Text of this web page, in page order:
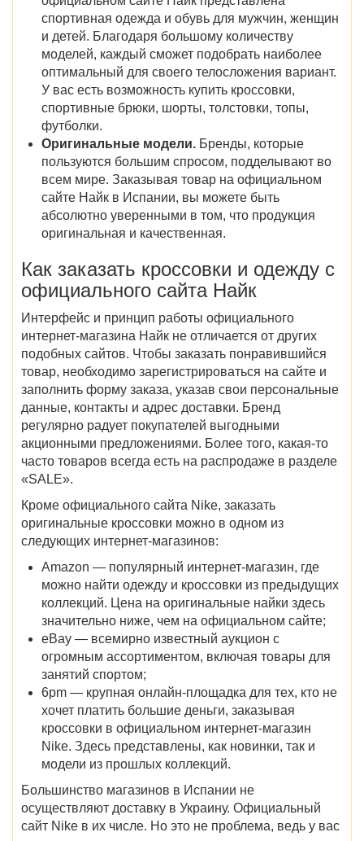
спортивная одежда и обувь для мужчин, женщин
и детей. Благодаря большому количеству
моделей, каждый сможет подобрать наиболее
оптимальный для своего телосложения вариант.
У вас есть возможность купить кроссовки,
спортивные брюки, шорты, толстовки, топы,
футболки.
Оригинальные модели. Бренды, которые
пользуются большим спросом, подделывают во
всем мире. Заказывая товар на официальном
сайте Найк в Испании, вы можете быть
абсолютно уверенными в том, что продукция
оригинальная и качественная.
Как заказать кроссовки и одежду с
официального сайта Найк
Интерфейс и принцип работы официального
интернет-магазина Найк не отличается от других
подобных сайтов. Чтобы заказать понравившийся
товар, необходимо зарегистрироваться на сайте и
заполнить форму заказа, указав свои персональные
данные, контакты и адрес доставки. Бренд
регулярно радует покупателей выгодными
акционными предложениями. Более того, какая-то
часто товаров всегда есть на распродаже в разделе
«SALE».
Кроме официального сайта Nike, заказать
оригинальные кроссовки можно в одном из
следующих интернет-магазинов:
Amazon — популярный интернет-магазин, где
можно найти одежду и кроссовки из предыдущих
коллекций. Цена на оригинальные найки здесь
значительно ниже, чем на официальном сайте;
eBay — всемирно известный аукцион с
огромным ассортиментом, включая товары для
занятий спортом;
6pm — крупная онлайн-площадка для тех, кто не
хочет платить большие деньги, заказывая
кроссовки в официальном интернет-магазин
Nike. Здесь представлены, как новинки, так и
модели из прошлых коллекций.
Большинство магазинов в Испании не
осуществляют доставку в Украину. Официальный
сайт Nike в их числе. Но это не проблема, ведь у вас